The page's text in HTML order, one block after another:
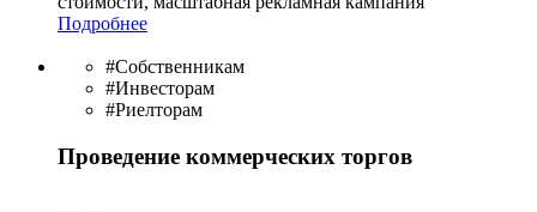
Подробнее
#Собственникам
#Инвесторам
#Риелторам
Проведение коммерческих торгов